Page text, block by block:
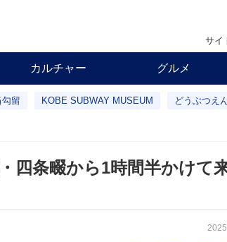
サイ
カルチャー グルメ
留 KOBE SUBWAY MUSEUM どうぶつえ
条畷から1時間半かけて